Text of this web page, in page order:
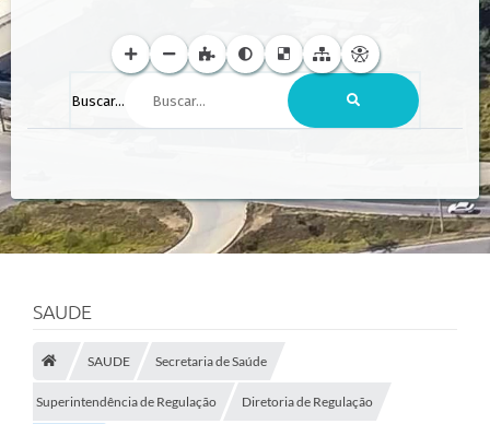
Buscar...
SAUDE
SAUDE Secretaria de Saúde
Superintendência de Regulação Diretoria de Regulação